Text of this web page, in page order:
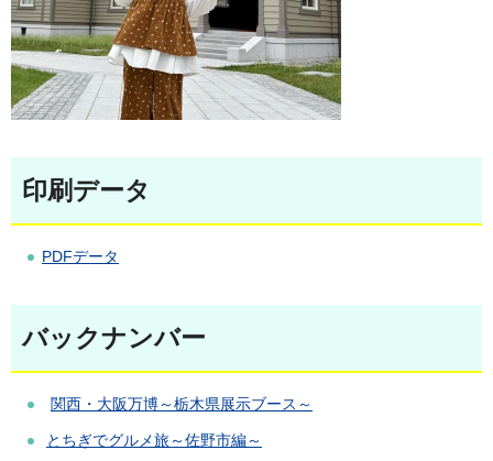
印刷データ
PDFデータ
バックナンバー
関西・大阪万博～栃木県展示ブース～
とちぎでグルメ旅～佐野市編～